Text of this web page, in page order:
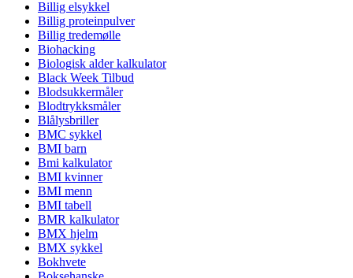
Billig elsykkel
Billig proteinpulver
Billig tredemølle
Biohacking
Biologisk alder kalkulator
Black Week Tilbud
Blodsukkermåler
Blodtrykksmåler
Blålysbriller
BMC sykkel
BMI barn
Bmi kalkulator
BMI kvinner
BMI menn
BMI tabell
BMR kalkulator
BMX hjelm
BMX sykkel
Bokhvete